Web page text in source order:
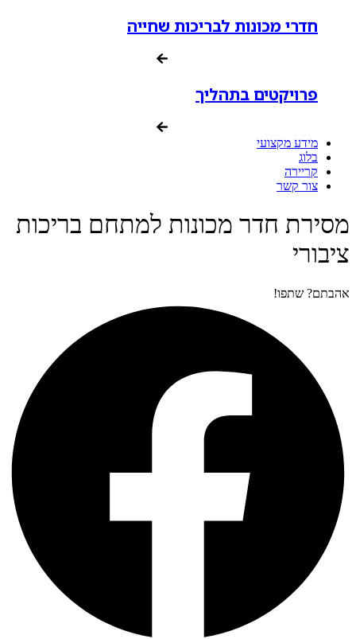
חדרי מכונות לבריכות שחייה
פרויקטים בתהליך
מידע מקצועי
בלוג
קריירה
צור קשר
מסירת חדר מכונות למתחם בריכות
ציבורי
אהבתם? שתפו!